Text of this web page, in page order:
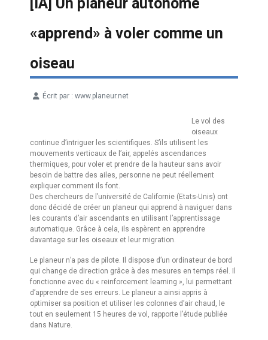
«apprend» à voler comme un
oiseau
Écrit par : www.planeur.net
Le vol des
oiseaux
continue d’intriguer les scientifiques. S’ils utilisent les
mouvements verticaux de l’air, appelés ascendances
thermiques, pour voler et prendre de la hauteur sans avoir
besoin de battre des ailes, personne ne peut réellement
expliquer comment ils font.
Des chercheurs de l’université de Californie (Etats-Unis) ont
donc décidé de créer un planeur qui apprend à naviguer dans
les courants d’air ascendants en utilisant l’apprentissage
automatique. Grâce à cela, ils espèrent en apprendre
davantage sur les oiseaux et leur migration.
Le planeur n’a pas de pilote. Il dispose d’un ordinateur de bord
qui change de direction grâce à des mesures en temps réel. Il
fonctionne avec du « reinforcement learning », lui permettant
d’apprendre de ses erreurs. Le planeur a ainsi appris à
optimiser sa position et utiliser les colonnes d’air chaud, le
tout en seulement 15 heures de vol, rapporte l’étude publiée
dans Nature.